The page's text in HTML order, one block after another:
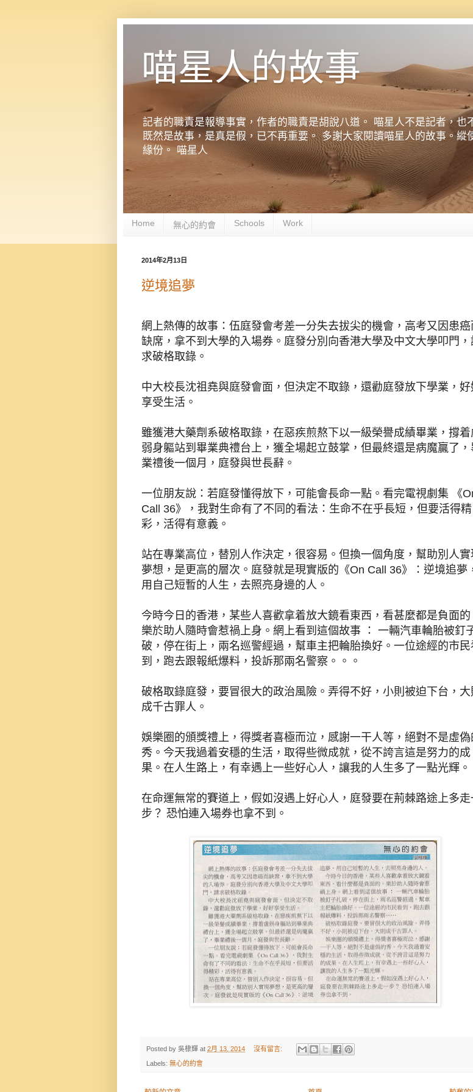
喵星人的故事
記者的職責是報導事實，作者的職責是胡說八道。 喵星人不是記者，
既然是故事，是真是假，已不再重要。 多謝大家閱讀喵星人的故事。
緣份。 喵星人
Home 無心的約會 Schools Work
2014年2月13日
逆境追夢
網上熱傳的故事：伍庭發會考差一分失去拔尖的機會，高考又因患癌
缺席，拿不到大學的入場券。庭發分別向香港大學及中文大學叩門，
求破格取錄。
中大校長沈祖堯與庭發會面，但決定不取錄，還勸庭發放下學業，好
享受生活。
雖獲港大藥劑系破格取錄，在惡疾煎熬下以一級榮譽成績畢業，撐着
弱身軀站到畢業典禮台上，獲全場起立鼓掌，但最終還是病魔贏了，
業禮後一個月，庭發與世長辭。
一位朋友說：若庭發懂得放下，可能會長命一點。看完電視劇集 《
Call 36》，我對生命有了不同的看法：生命不在乎長短，但要活得精
彩，活得有意義。
站在專業高位，替別人作決定，很容易。但換一個角度，幫助別人實
夢想，是更高的層次。庭發就是現實版的《On Call 36》：逆境追夢
用自己短暫的人生，去照亮身邊的人。
今時今日的香港，某些人喜歡拿着放大鏡看東西，看甚麼都是負面的
樂於助人隨時會惹禍上身。網上看到這個故事 ： 一輛汽車輪胎被釘
破，停在街上，兩名巡警經過，幫車主把輪胎換好。一位途經的市民
到，跑去跟報紙爆料，投訴那兩名警察。。。
破格取錄庭發，要冒很大的政治風險。弄得不好，小則被迫下台，大
成千古罪人。
娛樂圈的頒獎禮上，得獎者喜極而泣，感謝一干人等，絕對不是虛偽
秀。今天我過着安穩的生活，取得些微成就，從不誇言這是努力的成
果。在人生路上，有幸遇上一些好心人，讓我的人生多了一點光輝。
在命運無常的賽道上，假如沒遇上好心人，庭發要在荊棘路途上多走
步？ 恐怕連入場券也拿不到。
Posted by 吳棣輝 at 2月 13, 2014 沒有留言:
Labels: 無心的約會